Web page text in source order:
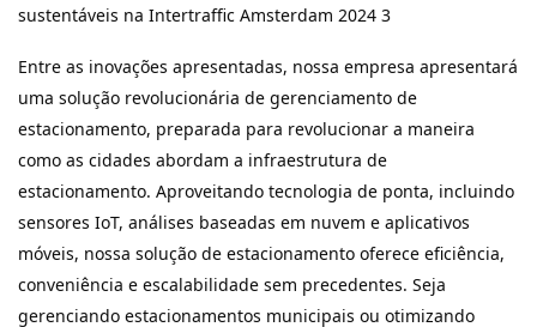
Entre as inovações apresentadas, nossa empresa apresentará
uma solução revolucionária de gerenciamento de
estacionamento, preparada para revolucionar a maneira
como as cidades abordam a infraestrutura de
estacionamento. Aproveitando tecnologia de ponta, incluindo
sensores IoT, análises baseadas em nuvem e aplicativos
móveis, nossa solução de estacionamento oferece eficiência,
conveniência e escalabilidade sem precedentes. Seja
gerenciando estacionamentos municipais ou otimizando